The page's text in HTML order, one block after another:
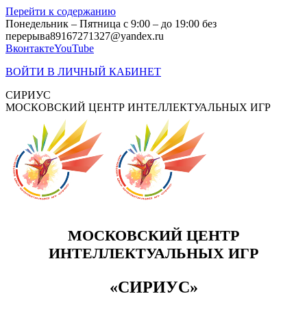
Перейти к содержанию
Понедельник – Пятница с 9:00 – до 19:00 без
перерыва89167271327@yandex.ru
ВконтактеYouTube
ВОЙТИ В ЛИЧНЫЙ КАБИНЕТ
СИРИУС
МОСКОВСКИЙ ЦЕНТР ИНТЕЛЛЕКТУАЛЬНЫХ ИГР
МОСКОВСКИЙ ЦЕНТР
ИНТЕЛЛЕКТУАЛЬНЫХ ИГР
«СИРИУС»